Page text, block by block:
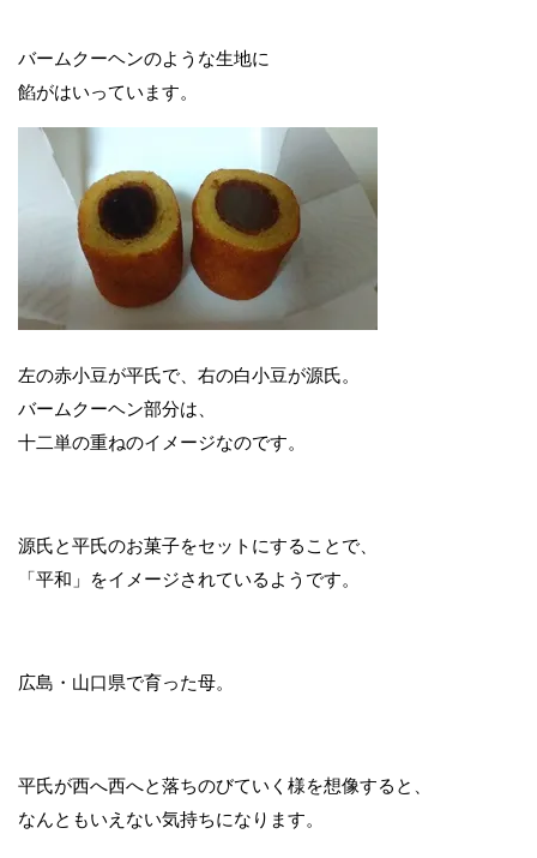
バームクーヘンのような生地に
餡がはいっています。
左の赤小豆が平氏で、右の白小豆が源氏。
バームクーヘン部分は、
十二単の重ねのイメージなのです。
源氏と平氏のお菓子をセットにすることで、
「平和」をイメージされているようです。
広島・山口県で育った母。
平氏が西へ西へと落ちのびていく様を想像すると、
なんともいえない気持ちになります。